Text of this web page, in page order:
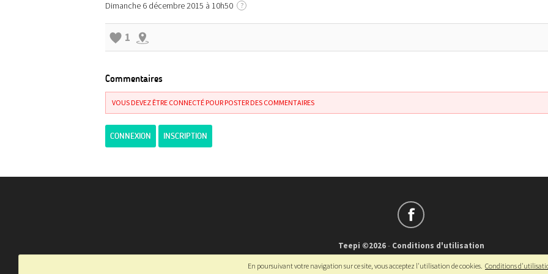
Dimanche 6 décembre 2015 à 10h50 ?
1
Commentaires
VOUS DEVEZ ÊTRE CONNECTÉ POUR POSTER DES COMMENTAIRES
CONNEXION INSCRIPTION
Teepi ©2026- Conditions d'utilisation
Français- English
En poursuivant votre navigation sur ce site, vous acceptez l'utilisation de cookies. Conditions